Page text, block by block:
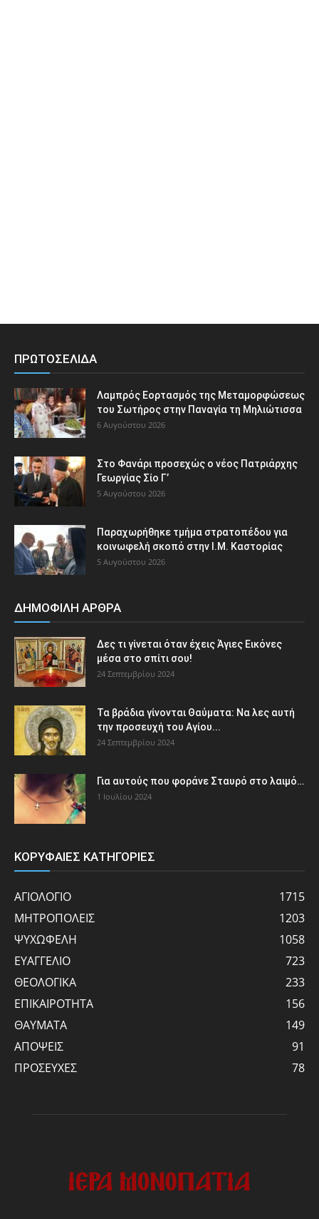
ΠΡΩΤΟΣΕΛΙΔΑ
Λαμπρός Εορτασμός της Μεταμορφώσεως
του Σωτήρος στην Παναγία τη Μηλιώτισσα
6 Αυγούστου 2026
Στο Φανάρι προσεχώς ο νέος Πατριάρχης
Γεωργίας Σίο Γ’
5 Αυγούστου 2026
Παραχωρήθηκε τμήμα στρατοπέδου για
κοινωφελή σκοπό στην Ι.Μ. Καστορίας
5 Αυγούστου 2026
ΔΗΜΟΦΙΛΗ ΑΡΘΡΑ
Δες τι γίνεται όταν έχεις Άγιες Εικόνες
μέσα στο σπίτι σου!
24 Σεπτεμβρίου 2024
Τα βράδια γίνονται Θαύματα: Να λες αυτή
την προσευχή του Αγίου...
24 Σεπτεμβρίου 2024
Για αυτούς που φοράνε Σταυρό στο λαιμό…
1 Ιουλίου 2024
ΚΟΡΥΦΑΙΕΣ ΚΑΤΗΓΟΡΙΕΣ
ΑΓΙΟΛΟΓΙΟ
1715
ΜΗΤΡΟΠΟΛΕΙΣ
1203
ΨΥΧΩΦΕΛΗ
1058
ΕΥΑΓΓΕΛΙΟ
723
ΘΕΟΛΟΓΙΚΑ
233
ΕΠΙΚΑΙΡΟΤΗΤΑ
156
ΘΑΥΜΑΤΑ
149
ΑΠΟΨΕΙΣ
91
ΠΡΟΣΕΥΧΕΣ
78